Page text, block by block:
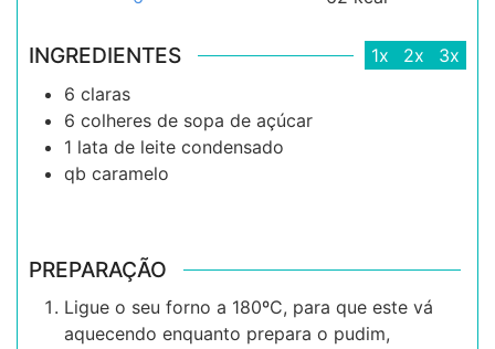
INGREDIENTES 1x 2x
3x
6 claras
6 colheres de sopa de açúcar
1 lata de leite condensado
qb caramelo
PREPARAÇÃO
Ligue o seu forno a 180ºC, para que este vá
aquecendo enquanto prepara o pudim,